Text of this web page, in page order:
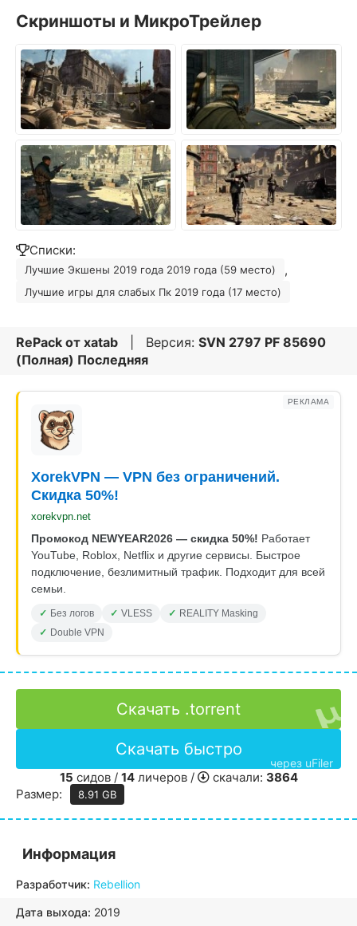
Скриншоты и МикроТрейлер
Списки:
Лучшие Экшены 2019 года 2019 года (59 место) ,
Лучшие игры для слабых Пк 2019 года (17 место)
RePack от xatab | Версия: SVN 2797 PF 85690
(Полная) Последняя
РЕКЛАМА
XorekVPN — VPN без ограничений.
Скидка 50%!
xorekvpn.net
Промокод NEWYEAR2026 — скидка 50%! Работает
YouTube, Roblox, Netflix и другие сервисы. Быстрое
подключение, безлимитный трафик. Подходит для всей
семьи.
Без логов VLESS
REALITY Masking
Double VPN
Скачать .torrent
Скачать быстро
через uFiler
15 сидов / 14личеров / скачали: 3864
Размер:
8.91 GB
Информация
Разработчик: Rebellion
Дата выхода: 2019